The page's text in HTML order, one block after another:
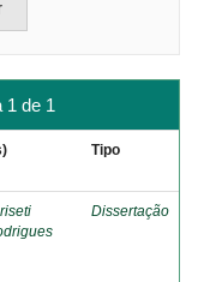
1 de 1
Tipo
Dissertação